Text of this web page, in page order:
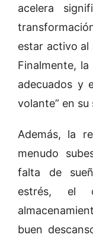
acelera
estar activo al
Finalmente,
adecuados y
volante” en su
Además, la
menudo
falta de
estrés, el
buen